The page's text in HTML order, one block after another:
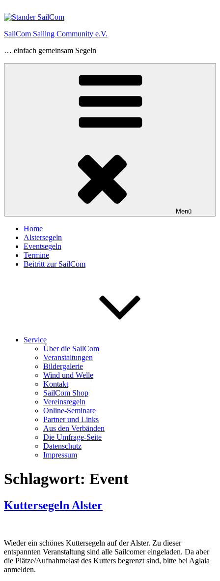
Inhalt
SailCom Sailing Community e.V.
… einfach gemeinsam Segeln
Menü
Home
Alstersegeln
Eventsegeln
Termine
Beitritt zur SailCom
Service
Über die SailCom
Veranstaltungen
Bildergalerie
Wind und Welle
Kontakt
SailCom Shop
Vereinsregeln
Online-Seminare
Partner und Links
Aus den Verbänden
Die Umfrage-Seite
Datenschutz
Impressum
Schlagwort: Event
Kuttersegeln Alster
Wieder ein schönes Kuttersegeln auf der Alster. Zu dieser
entspannten Veranstaltung sind alle Sailcomer eingeladen. Da aber
die Plätze/Aufnahmelast des Kutters begrenzt sind, bitte bei Aglaia
anmelden.